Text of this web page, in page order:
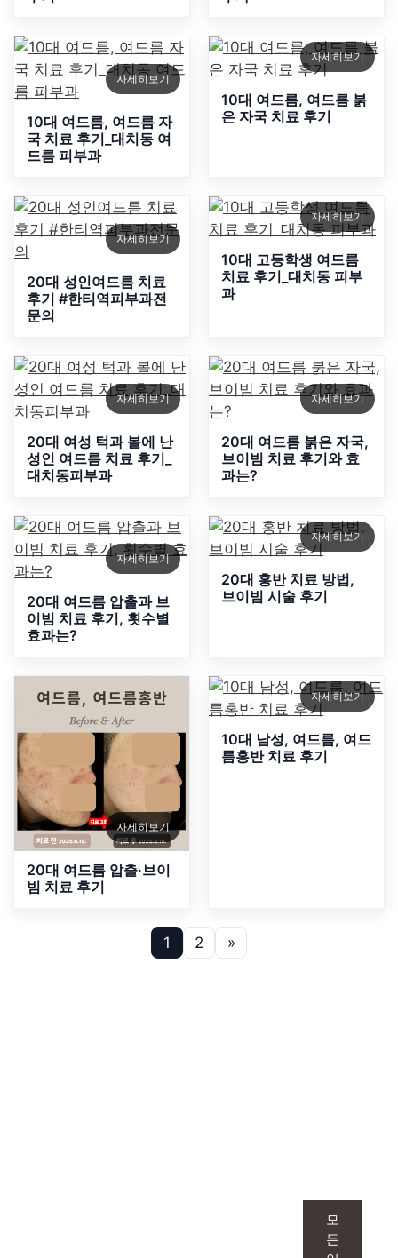
자세히보기
10대 여드름, 여드름 자
국 치료 후기_대치동 여
드름 피부과
자세히보기
10대 여드름, 여드름 붉
은 자국 치료 후기
자세히보기
20대 성인여드름 치료
후기 #한티역피부과전
문의
자세히보기
10대 고등학생 여드름
치료 후기_대치동 피부
과
자세히보기
20대 여성 턱과 볼에 난
성인 여드름 치료 후기_
대치동피부과
자세히보기
20대 여드름 붉은 자국,
브이빔 치료 후기와 효
과는?
자세히보기
20대 여드름 압출과 브
이빔 치료 후기, 횟수별
효과는?
자세히보기
20대 홍반 치료 방법,
브이빔 시술 후기
자세히보기
20대 여드름 압출·브이
빔 치료 후기
자세히보기
10대 남성, 여드름, 여드
름홍반 치료 후기
1 2 »
모
든